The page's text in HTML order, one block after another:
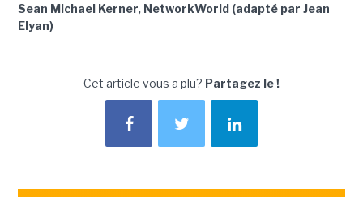
Sean Michael Kerner, NetworkWorld (adapté par Jean
Elyan)
Cet article vous a plu? Partagez le !